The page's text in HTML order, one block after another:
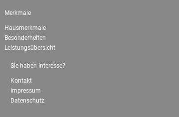
Merkmale
Hausmerkmale
Besonderheiten
Leistungsübersicht
Sie haben Interesse?
Kontakt
Impressum
Datenschutz